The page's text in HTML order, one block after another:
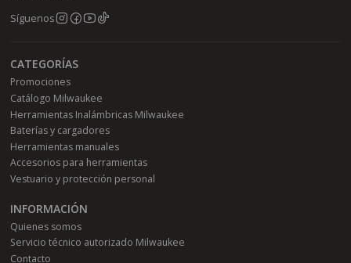
Síguenos
CATEGORÍAS
Promociones
Catálogo Milwaukee
Herramientas Inalámbricas Milwaukee
Baterías y cargadores
Herramientas manuales
Accesorios para herramientas
Vestuario y protección personal
INFORMACIÓN
Quienes somos
Servicio técnico autorizado Milwaukee
Contacto